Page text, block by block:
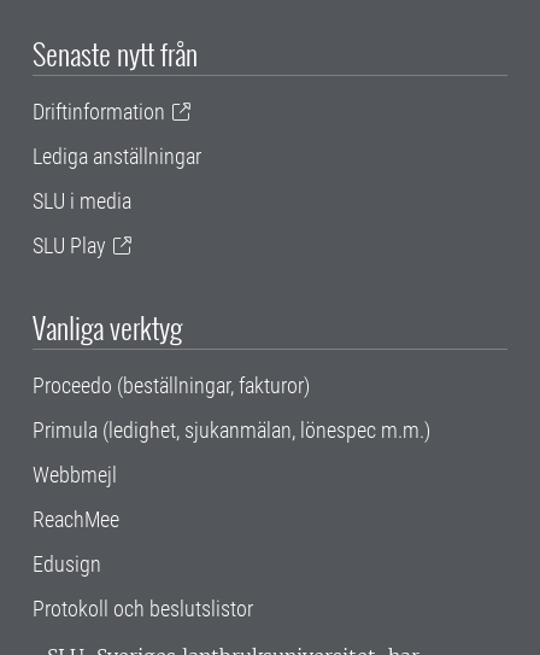
Senaste nytt från
Driftinformation
Lediga anställningar
SLU i media
SLU Play
Vanliga verktyg
Proceedo (beställningar, fakturor)
Primula (ledighet, sjukanmälan, lönespec m.m.)
Webbmejl
ReachMee
Edusign
Protokoll och beslutslistor